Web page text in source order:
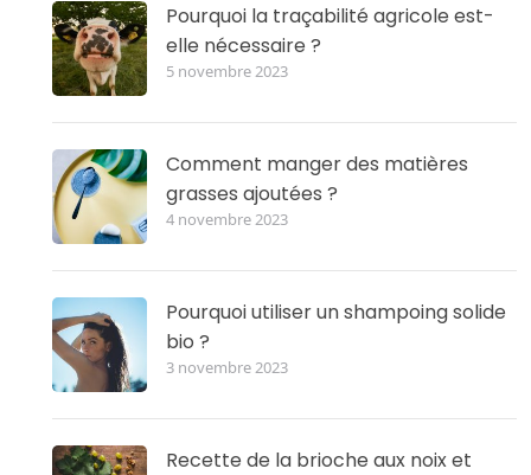
Pourquoi la traçabilité agricole est-
elle nécessaire ?
5 novembre 2023
Comment manger des matières
grasses ajoutées ?
4 novembre 2023
Pourquoi utiliser un shampoing solide
bio ?
3 novembre 2023
Recette de la brioche aux noix et